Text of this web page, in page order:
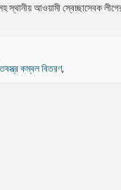
স্থানীয় আওয়ামী স্বেচ্ছাসেবক
কম্বল বিতরণ,